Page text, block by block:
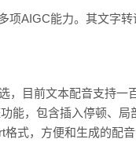
项AIGC能力。其文字
，目前文本配音支持一
能，包含插入停顿、局
式，方便和生成的配